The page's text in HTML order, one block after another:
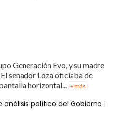
Generación Evo, y su madre
senador Loza oficiaba de
horizontal... + más
análisis político del Gobierno |